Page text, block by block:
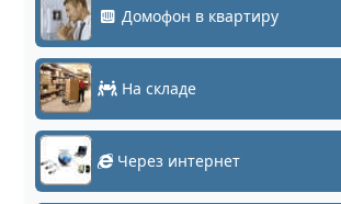
Домофон в квартиру
На складе
Через интернет